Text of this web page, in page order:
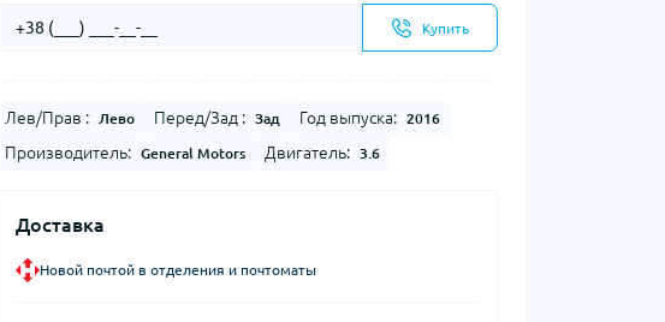
Купить
Лев/Прав : Лево Перед/Зад : Зад Год выпуска: 2016
Производитель: General Motors Двигатель: 3.6
Доставка
Новой почтой в отделения и почтоматы